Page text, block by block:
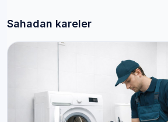
Sahadan kareler